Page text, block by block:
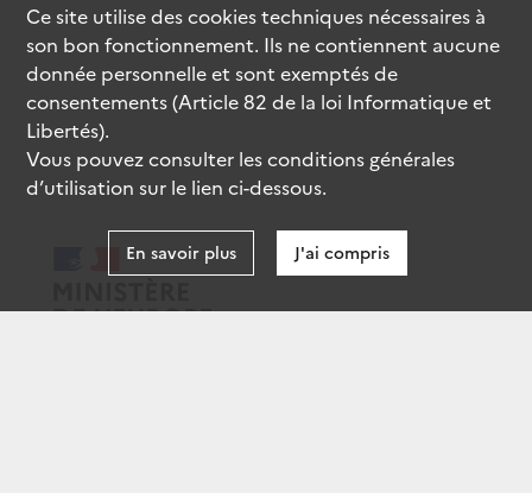
Ce site utilise descookiestechniques nécessaires à
son bon fonctionnement. Ils ne contiennent aucune
donnée personnelle et sont exemptés de
consentements (Article 82 de la loi Informatique et
Libertés).
Vous pouvez consulter les conditions générales
d’utilisation sur le lien ci-dessous.
En savoir plus J'ai compris